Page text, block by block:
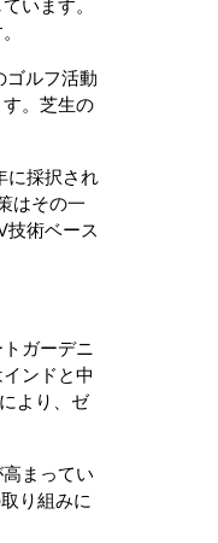
います。
ゴルフ活動
。芝生の
に採択され
はその一
技術ベース
ガーデニ
ンドと中
より、ゼ
まってい
り組みに